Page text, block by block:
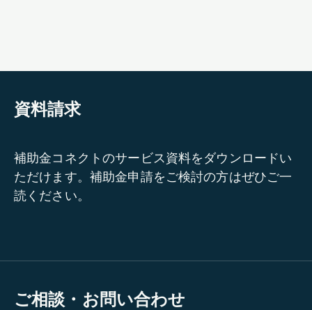
資料請求
補助金コネクトのサービス資料をダウンロードい
ただけます。補助金申請をご検討の方はぜひご一
読ください。
ご相談・お問い合わせ